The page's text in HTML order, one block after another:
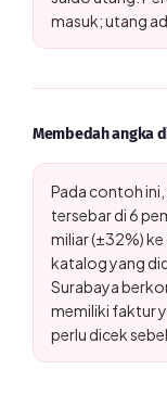
masuk; utang
Membedah angka
Pada contoh
tersebar di 6
miliar (±32%)
katalog yang
Surabaya
memiliki faktur
perlu dicek